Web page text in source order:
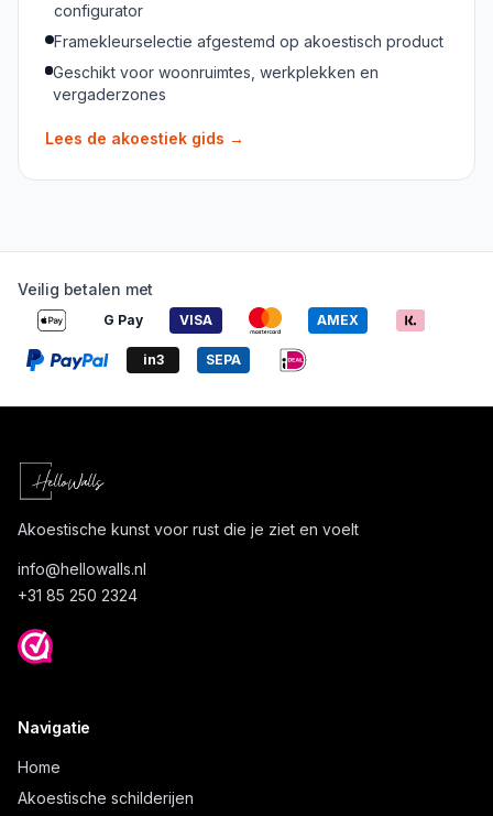
configurator
Framekleurselectie afgestemd op akoestisch product
Geschikt voor woonruimtes, werkplekken en
vergaderzones
Lees de akoestiek gids →
Veilig betalen met
G Pay VISA AMEX
in3 SEPA
Akoestische kunst voor rust die je ziet en voelt
info@hellowalls.nl
+31 85 250 2324
Navigatie
Home
Akoestische schilderijen